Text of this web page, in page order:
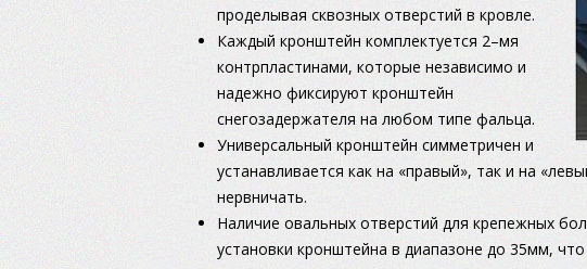
проделывая сквозных отверстий в кровле.
Каждый кронштейн комплектуется 2–мя
контрпластинами, которые независимо и
надежно фиксируют кронштейн
снегозадержателя на любом типе фальца.
Универсальный кронштейн симметричен и
устанавливается как на «правый», так и на
нервничать.
Наличие овальных отверстий для крепежных
установки кронштейна в диапазоне до 35мм,